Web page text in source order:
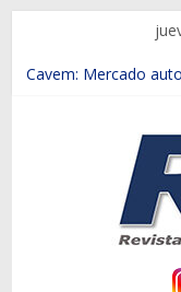
contenido
Chile es el primer
Salfa suma
Samex amplía su
SINOTRUK Pick-
la Expo Compras